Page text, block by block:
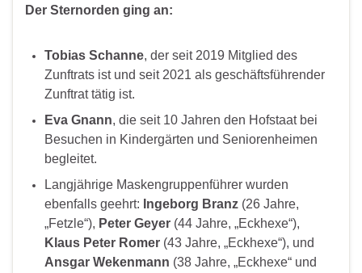
Der Sternorden ging an:
Tobias Schanne, der seit 2019 Mitglied des
Zunftrats ist und seit 2021 als geschäftsführender
Zunftrat tätig ist.
Eva Gnann, die seit 10 Jahren den Hofstaat bei
Besuchen in Kindergärten und Seniorenheimen
begleitet.
Langjährige Maskengruppenführer wurden
ebenfalls geehrt: Ingeborg Branz (26 Jahre,
„Fetzle“), Peter Geyer (44 Jahre, „Eckhexe“),
Klaus Peter Romer (43 Jahre, „Eckhexe“), und
Ansgar Wekenmann (38 Jahre, „Eckhexe“ und